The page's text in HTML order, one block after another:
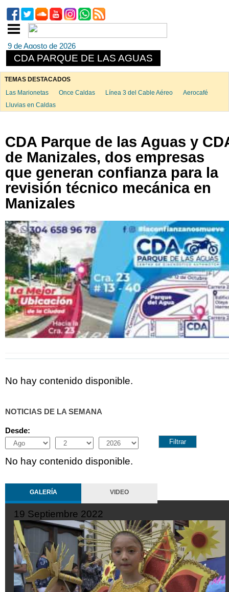
9 de Agosto de 2026
CDA PARQUE DE LAS AGUAS
TEMAS DESTACADOS
Las Marionetas
Once Caldas Línea 3 del Cable Aéreo
Aerocafé
Lluvias en Caldas
CDA Parque de las Aguas y
de Manizales, dos empresas
que generan confianza para la
revisión técnico mecánica en
Manizales
No hay contenido disponible.
NOTICIAS DE LA SEMANA
Desde:
Month
Day Year
No hay contenido disponible.
GALERÍA VIDEO
19 Septiembre 2022